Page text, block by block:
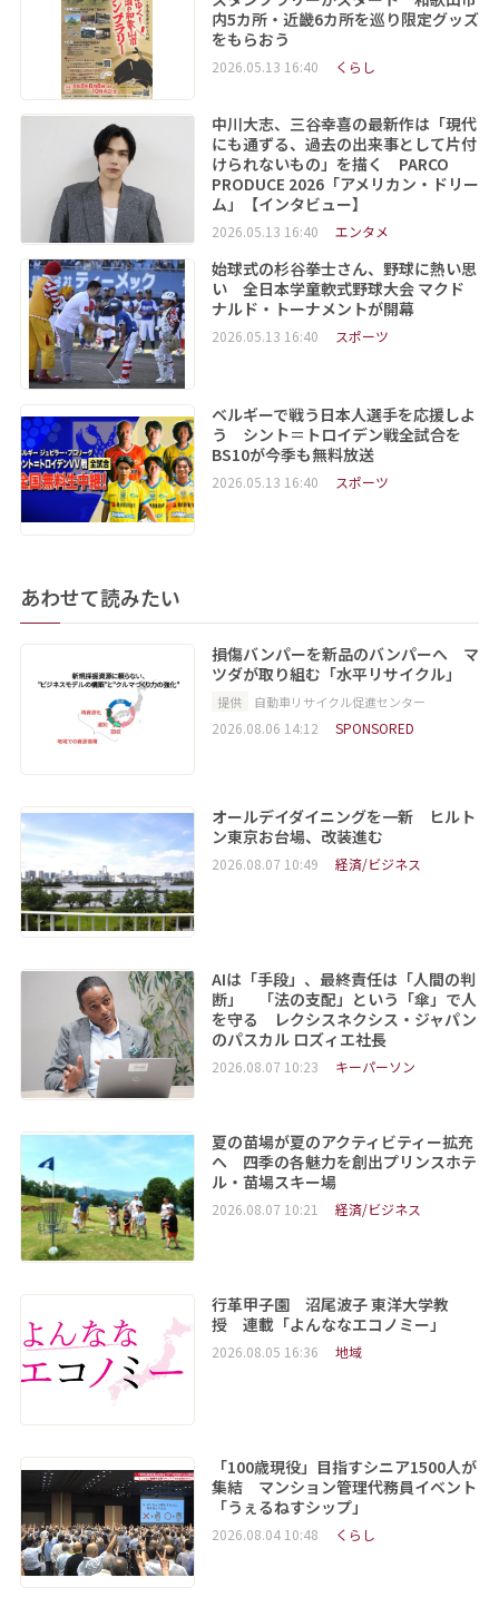
内5カ所・近畿6カ所を巡り限定グッズ
をもらおう
2026.05.13 16:40 くらし
中川大志、三谷幸喜の最新作は「現代
にも通ずる、過去の出来事として片付
けられないもの」を描く PARCO
PRODUCE 2026「アメリカン・ドリー
ム」【インタビュー】
2026.05.13 16:40 エンタメ
始球式の杉谷拳士さん、野球に熱い思
い 全日本学童軟式野球大会 マクド
ナルド・トーナメントが開幕
2026.05.13 16:40 スポーツ
ベルギーで戦う日本人選手を応援しよ
う シント＝トロイデン戦全試合を
BS10が今季も無料放送
2026.05.13 16:40 スポーツ
あわせて読みたい
損傷バンパーを新品のバンパーへ マ
ツダが取り組む「水平リサイクル」
提供 自動車リサイクル促進センター
2026.08.06 14:12 SPONSORED
オールデイダイニングを一新 ヒルト
ン東京お台場、改装進む
2026.08.07 10:49 経済/ビジネス
AIは「手段」、最終責任は「人間の判
断」 「法の支配」という「傘」で人
を守る レクシスネクシス・ジャパン
のパスカル ロズィエ社長
2026.08.07 10:23 キーパーソン
夏の苗場が夏のアクティビティー拡充
へ 四季の各魅力を創出プリンスホテ
ル・苗場スキー場
2026.08.07 10:21 経済/ビジネス
行革甲子園 沼尾波子 東洋大学教
授 連載「よんななエコノミー」
2026.08.05 16:36 地域
「100歳現役」目指すシニア1500人が
集結 マンション管理代務員イベント
「うぇるねすシップ」
2026.08.04 10:48 くらし